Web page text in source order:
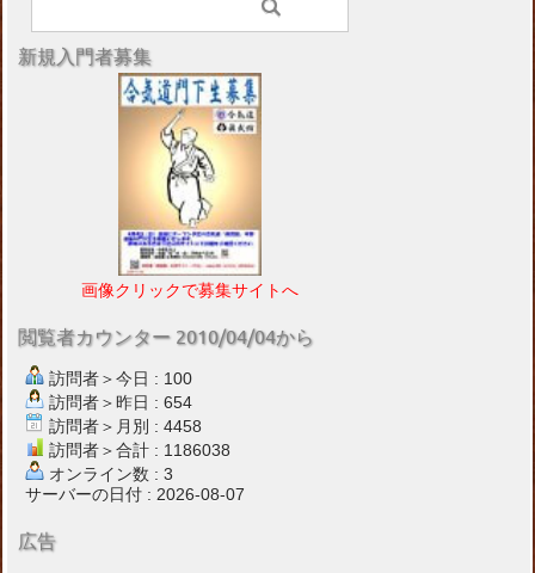
新規入門者募集
画像クリックで募集サイトへ
閲覧者カウンター 2010/04/04から
訪問者＞今日 : 100
訪問者＞昨日 : 654
訪問者＞月別 : 4458
訪問者＞合計 : 1186038
オンライン数 : 3
サーバーの日付 : 2026-08-07
広告